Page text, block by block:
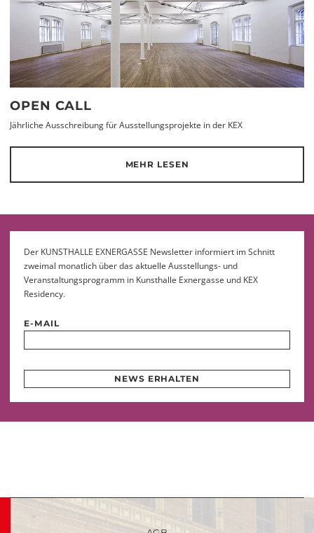
OPEN CALL
Jährliche Ausschreibung für Ausstellungsprojekte in der KEX
MEHR LESEN
Der KUNSTHALLE EXNERGASSE Newsletter informiert im Schnitt
zweimal monatlich über das aktuelle Ausstellungs- und
Veranstaltungsprogramm in Kunsthalle Exnergasse und KEX
Residency.
E-MAIL
NEWS ERHALTEN